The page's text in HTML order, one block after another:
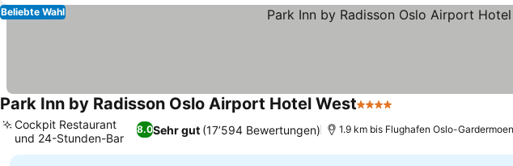
Beliebte Wahl
Park Inn by Radisson Oslo Airport Hotel West4 Sterne
8.0Sehr gut (17’594 Bewertungen)
Cockpit Restaurant
und 24-Stunden-Bar
1.9 km bis Flughafen Oslo-Gardermoen